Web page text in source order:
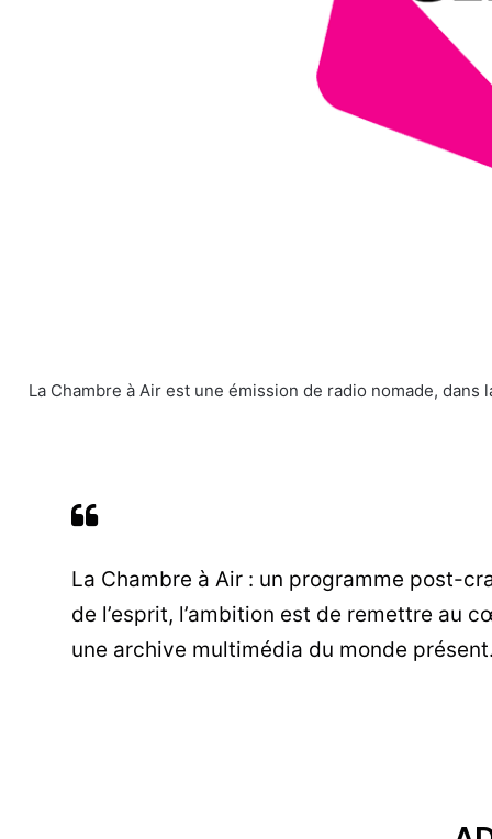
La Chambre à Air est une émission de radio nomade,
La Chambre à Air : un programme post-
de l’esprit, l’ambition est de remettre au
une archive multimédia du monde